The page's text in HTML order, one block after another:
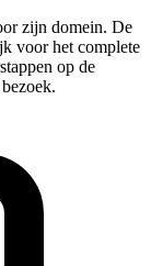
zijn domein. De
voor het complete
op de